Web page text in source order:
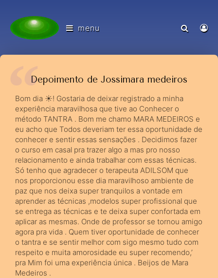
menu
Depoimento de Jossimara medeiros
Bom dia ☀️! Gostaria de deixar registrado a minha
experiência maravilhosa que tive ao Conhecer o
método TANTRA . Bom me chamo MARA MEDEIROS e
eu acho que Todos deveriam ter essa oportunidade de
conhecer e sentir essas sensações . Decidimos fazer
o curso em casal pra trazer algo a mas pro nosso
relacionamento e ainda trabalhar com essas técnicas.
Só tenho que agradecer o terapeuta ADILSOM que
nos proporcionou esse dia maravilhoso ambiente de
paz que nos deixa super tranquilos a vontade em
aprender as técnicas ,modelos super profissional que
se entrega as técnicas e te deixa super confortada em
aplicar as mesmas. Onde de professor se tornou amigo
agora pra vida . Quem tiver oportunidade de conhecer
o tantra e se sentir melhor com sigo mesmo tudo com
respeito e muita amorosidade eu super recomendo,’
pra Mim foi uma experiência única . Beijos de Mara
Medeiros .